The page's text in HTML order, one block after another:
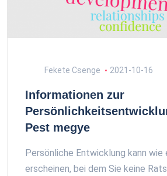
Fekete Csenge 2021-10-16
Informationen zur
Pest megye
Persönliche Entwicklung kann wie
erscheinen, bei dem Sie keine